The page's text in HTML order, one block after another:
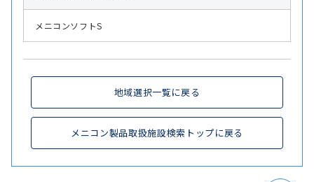
メニコンソフトS
地域選択一覧に戻る
メニコン製品取扱施設検索トップに戻る